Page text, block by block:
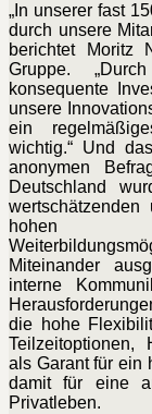
„In unserer fast
durch unsere
berichtet Moritz
Gruppe.
konsequente
unsere
ein
wichtig.“ Und
anonymen
Deutschland
wertschätzenden
hohen
Miteinander
interne
die hohe
Teilzeitoptionen,
als Garant für ein
damit für eine
Privatleben.